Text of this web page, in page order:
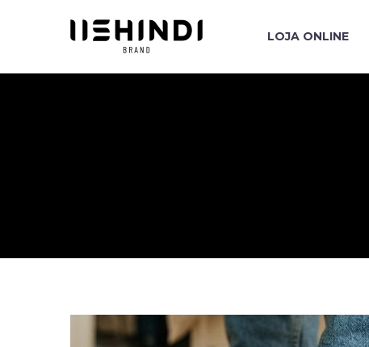
LOJA ONLINE